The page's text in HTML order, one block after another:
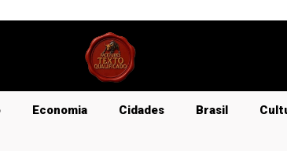
Economia Cidades Brasil